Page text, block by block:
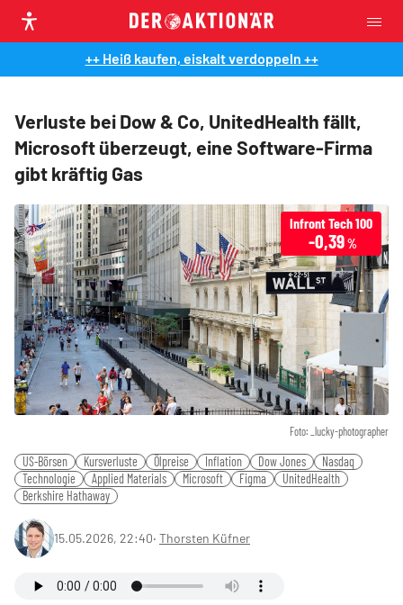
++ Heiß kaufen, eiskalt verdoppeln ++
Verluste bei Dow & Co, UnitedHealth fällt,
Microsoft überzeugt, eine Software-Firma
gibt kräftig Gas
Foto: _lucky-photographer
Infront Tech 100
-0,39%
US-Börsen Kursverluste Ölpreise Inflation Dow Jones
Nasdaq
Technologie
Applied Materials Microsoft Figma
UnitedHealth
Berkshire Hathaway
15.05.2026, 22:40‧ Thorsten Küfner